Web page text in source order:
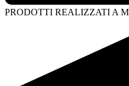
PRODOTTI REALIZZATI A